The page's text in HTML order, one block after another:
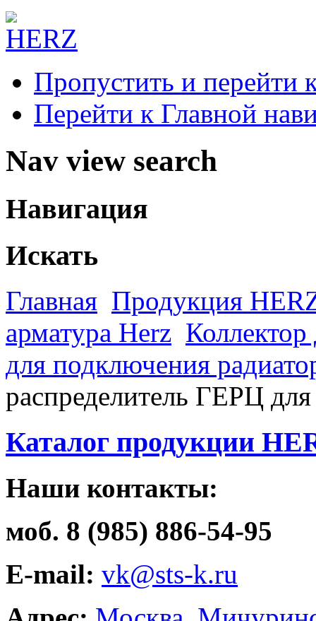
Пропустить и перейти
Перейти к Главной
Nav view search
Навигация
Искать
Главная Продукция
арматура Herz Коллектор
для подключения
распределитель ГЕРЦ
Каталог продукции
Наши контакты:
моб. 8 (985) 886-54-95
E-mail: vk@sts-k.ru